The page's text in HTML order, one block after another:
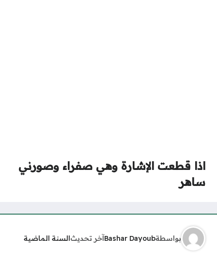
اذا قطعت الإشارة وهي صفراء وصورني
ساهر
بواسطةBashar Dayoubآخر تحديثالسنة الماضية